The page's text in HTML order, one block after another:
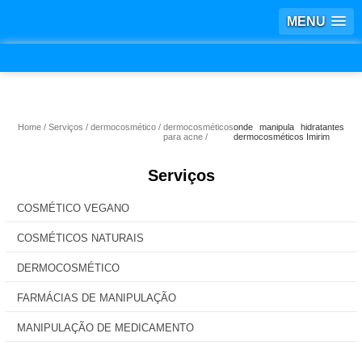
MENU
Home Serviços dermocosmético
dermocosméticos
para acne
onde manipula hidratantes
dermocosméticos Imirim
Serviços
COSMÉTICO VEGANO
COSMÉTICOS NATURAIS
DERMOCOSMÉTICO
FARMÁCIAS DE MANIPULAÇÃO
MANIPULAÇÃO DE MEDICAMENTO